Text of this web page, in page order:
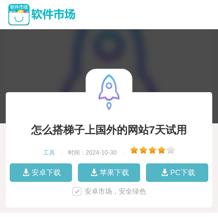
怎么搭梯子上国外的网站7天试用
工具 时间：2024-10-30
安卓下载 苹果下载 PC下载
安卓市场，安全绿色